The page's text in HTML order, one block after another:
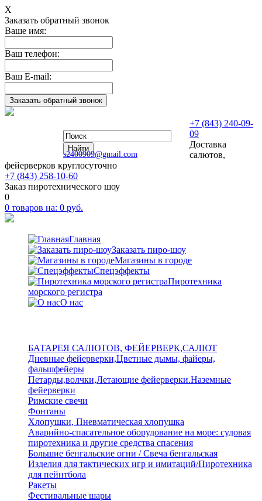
Х
Заказать обратный звонок
Ваше имя:
Ваш телефон:
Ваш E-mail:
s2400909@gmail.com
+7 (843) 240-09-
09
Доставка
салютов,
фейерверков круглосуточно
+7 (843) 258-10-60
Заказ пиротехнического шоу
0
0 товаров на: 0 руб.
Главная
Заказать пиро-шоу
Магазины в городе
Спецэффекты
Пиротехника
морского регистра
О нас
БАТАРЕЯ САЛЮТОВ, ФЕЙЕРВЕРК,САЛЮТ
Дневные фейерверки,Цветные дымы, файеры,
фальшфейеры
Петарды,волчки,Летающие фейерверки.Наземные
фейерверки
Римские свечи
Фонтаны
Хлопушки, Пневматическая хлопушка
Аварийно-спасательное оборудование на море: судовая
пиротехника и другие средства спасения
Большие бенгальские огни / Свеча бенгальская
Изделия для тактических игр и имитаций/Пиротехника
для пейнтбола
Ракеты
Фестивальные шары